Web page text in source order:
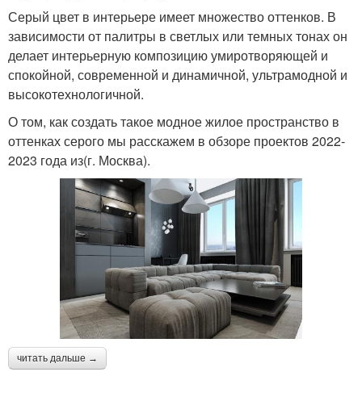
Серый цвет в интерьере имеет множество оттенков. В
зависимости от палитры в светлых или темных тонах он
делает интерьерную композицию умиротворяющей и
спокойной, современной и динамичной, ультрамодной и
высокотехнологичной.
О том, как создать такое модное жилое пространство в
оттенках серого мы расскажем в обзоре проектов 2022-
2023 года из(г. Москва).
читать дальше →